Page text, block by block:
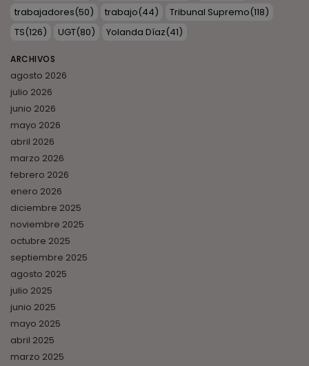
trabajadores(50) trabajo(44) Tribunal Supremo(118)
TS(126) UGT(80) Yolanda Díaz(41)
ARCHIVOS
agosto 2026
julio 2026
junio 2026
mayo 2026
abril 2026
marzo 2026
febrero 2026
enero 2026
diciembre 2025
noviembre 2025
octubre 2025
septiembre 2025
agosto 2025
julio 2025
junio 2025
mayo 2025
abril 2025
marzo 2025